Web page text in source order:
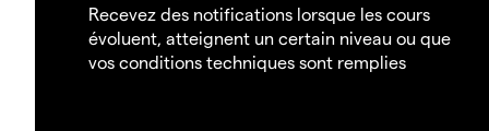
Recevez des notifications lorsque les cours
évoluent, atteignent un certain niveau ou que
vos conditions techniques sont remplies